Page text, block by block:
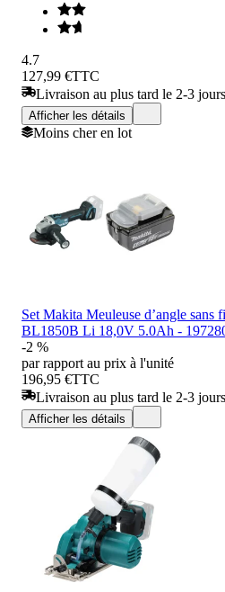
4.7
127,99 €TTC
Livraison au plus tard le 2-3
Afficher les détails
Moins cher en lot
Set Makita Meuleuse d’angle
BL1850B Li 18,0V 5.0Ah -
-2 %
par rapport au prix à l'unité
196,95 €TTC
Livraison au plus tard le 2-3
Afficher les détails